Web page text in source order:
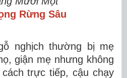
Rừng Sâu
nghịch thường bị mẹ
giận mẹ nhưng không
trực tiếp, cậu chạy